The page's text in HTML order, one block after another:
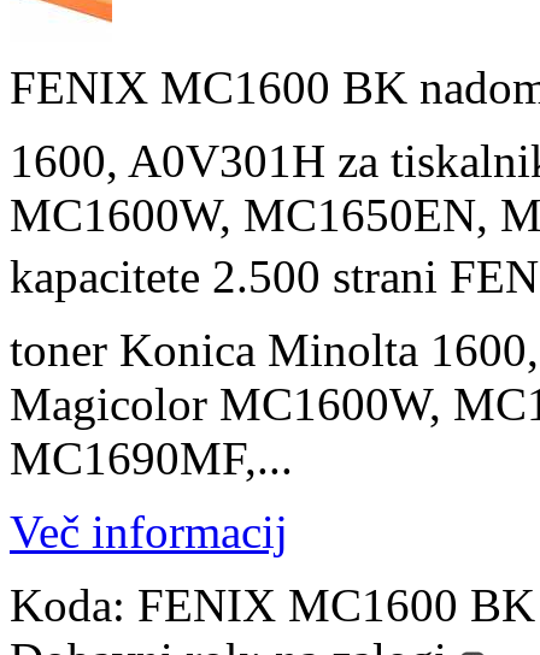
FENIX MC1600 BK
1600, A0V301H za
MC1600W, MC1650EN,
kapacitete 2.500 strani
toner Konica Minolta
Magicolor MC1600W,
MC1690MF,...
Več informacij
Koda: FENIX MC1600 BK